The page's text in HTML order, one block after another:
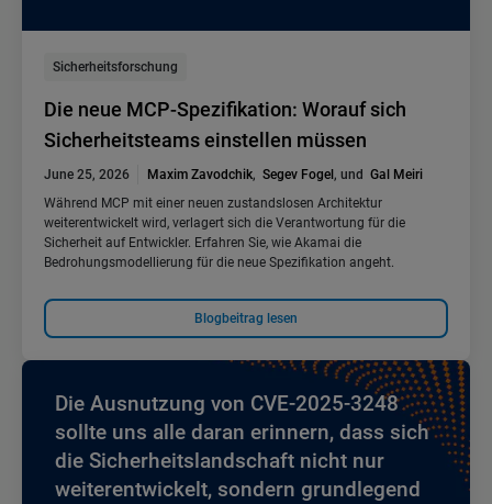
Sicherheitsforschung
Die neue MCP-Spezifikation: Worauf sich
Sicherheitsteams einstellen müssen
June 25, 2026 Maxim Zavodchik, Segev Fogel , und Gal Meiri
Während MCP mit einer neuen zustandslosen Architektur
weiterentwickelt wird, verlagert sich die Verantwortung für die
Sicherheit auf Entwickler. Erfahren Sie, wie Akamai die
Bedrohungsmodellierung für die neue Spezifikation angeht.
Blogbeitrag lesen
Die Ausnutzung von CVE-2025-3248
sollte uns alle daran erinnern, dass sich
die Sicherheitslandschaft nicht nur
weiterentwickelt, sondern grundlegend